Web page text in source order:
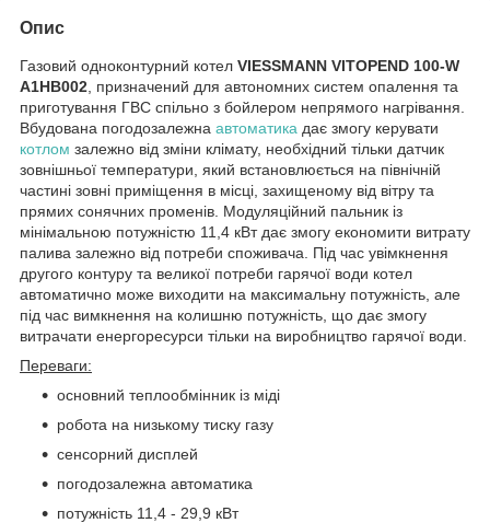
Опис
Газовий одноконтурний котел VIESSMANN VITOPEND 100-W
A1HB002 , призначений для автономних систем опалення та
приготування ГВС спільно з бойлером непрямого нагрівання.
Вбудована погодозалежна автоматика дає змогу керувати
котлом залежно від зміни клімату, необхідний тільки датчик
зовнішньої температури, який встановлюється на північній
частині зовні приміщення в місці, захищеному від вітру та
прямих сонячних променів. Модуляційний пальник із
мінімальною потужністю 11,4 кВт дає змогу економити витрату
палива залежно від потреби споживача. Під час увімкнення
другого контуру та великої потреби гарячої води котел
автоматично може виходити на максимальну потужність, але
під час вимкнення на колишню потужність, що дає змогу
витрачати енергоресурси тільки на виробництво гарячої води.
Переваги:
основний теплообмінник із міді
робота на низькому тиску газу
сенсорний дисплей
погодозалежна автоматика
потужність 11,4 - 29,9 кВт